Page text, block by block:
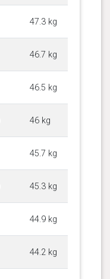
47.3 kg
46.7 kg
46.5 kg
46 kg
45.7 kg
45.3 kg
44.9 kg
44.2 kg